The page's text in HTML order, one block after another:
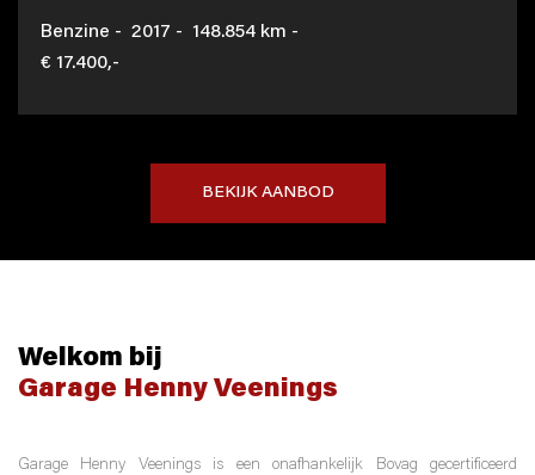
Benzine - 2017 - 148.854 km -
€ 17.400,-
BEKIJK AANBOD
Welkom bij
Garage Henny Veenings
Garage Henny Veenings is een onafhankelijk Bovag gecertificeerd